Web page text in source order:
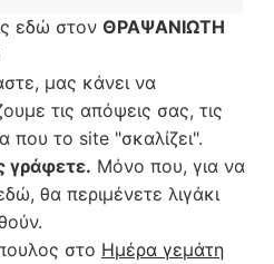
εδώ στον ΘΡΑΨΑΝΙΩΤΗ
μας κάνει να
τις απόψεις σας, τις
που το site "σκαλίζει".
γράφετε. Μόνο που, για να
θα περιμένετε λιγάκι
στο Hμέρα γεμάτη